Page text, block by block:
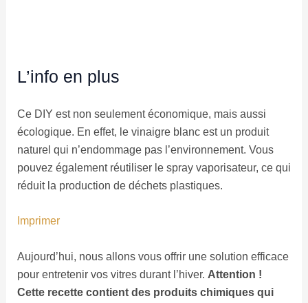
L’info en plus
Ce DIY est non seulement économique, mais aussi
écologique. En effet, le vinaigre blanc est un produit
naturel qui n’endommage pas l’environnement. Vous
pouvez également réutiliser le spray vaporisateur, ce qui
réduit la production de déchets plastiques.
Imprimer
Aujourd’hui, nous allons vous offrir une solution efficace
pour entretenir vos vitres durant l’hiver. Attention !
Cette recette contient des produits chimiques qui